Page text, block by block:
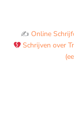
✍️ Online
Schrijven over